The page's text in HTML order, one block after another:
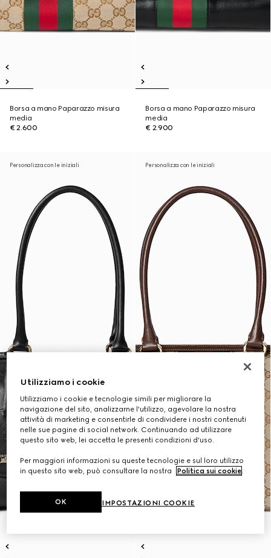
Borsa a mano Paparazzo misura
media
€ 2.600
Borsa a mano Paparazzo misura
media
€ 2.900
Personalizza con le iniziali Personalizza con le iniziali
Utilizziamo i cookie
Utilizziamo i cookie e tecnologie simili per migliorare la
navigazione del sito, analizzarne l'utilizzo, agevolare la nostra
attività di marketing e consentirle di condividere i nostri contenuti
nelle sue pagine di social network. Continuando ad utilizzare
questo sito web, lei accetta le presenti condizioni d'uso.
Per maggiori informazioni su queste tecnologie e sul loro utilizzo
in questo sito web, può consultare la nostra
Politica sui cookie.
IMPOSTAZIONI COOKIE
OK